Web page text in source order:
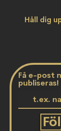
Håll dig
Få e-post
publiseras!